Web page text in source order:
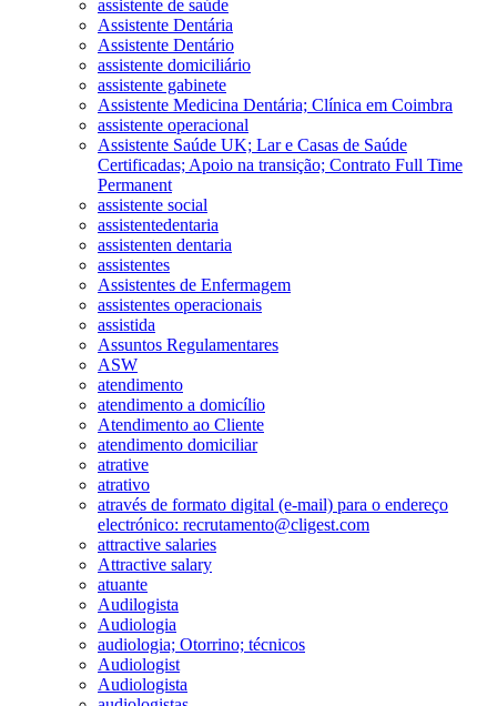
assistente de saúde
Assistente Dentária
Assistente Dentário
assistente domiciliário
assistente gabinete
Assistente Medicina Dentária; Clínica em Coimbra
assistente operacional
Assistente Saúde UK; Lar e Casas de Saúde
Certificadas; Apoio na transição; Contrato Full Time
Permanent
assistente social
assistentedentaria
assistenten dentaria
assistentes
Assistentes de Enfermagem
assistentes operacionais
assistida
Assuntos Regulamentares
ASW
atendimento
atendimento a domicílio
Atendimento ao Cliente
atendimento domiciliar
atrative
atrativo
através de formato digital (e-mail) para o endereço
electrónico: recrutamento@cligest.com
attractive salaries
Attractive salary
atuante
Audilogista
Audiologia
audiologia; Otorrino; técnicos
Audiologist
Audiologista